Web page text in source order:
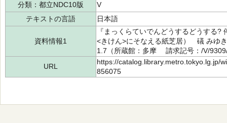
分類：都立NDC10版
V
テキストの言語
日本語
資料情報1
『まっくらていでんどうするどうする
<きけん>にそなえる紙芝居） 礒 み
1.7（所蔵館：多摩 請求記号：/V/
URL
https://catalog.library.metro.tokyo.lg.jp/
856075